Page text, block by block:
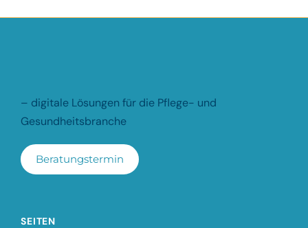
– digitale Lösungen für die Pflege- und
Gesundheitsbranche
Beratungstermin
SEITEN